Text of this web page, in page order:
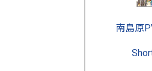
南島原